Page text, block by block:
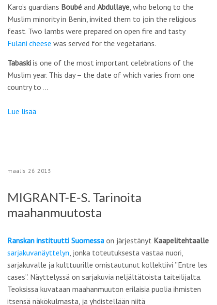
Karo’s guardians Boubé and Abdullaye, who belong to the
Muslim minority in Benin, invited them to join the religious
feast. Two lambs were prepared on open fire and tasty
Fulani cheese was served for the vegetarians.
Tabaski is one of the most important celebrations of the
Muslim year. This day – the date of which varies from one
country to …
Lue lisää
maalis 26 2013
MIGRANT-E-S. Tarinoita
maahanmuutosta
Ranskan instituutti Suomessa on järjestänyt Kaapelitehtaalle
sarjakuvanäyttelyn, jonka toteutuksesta vastaa nuori,
sarjakuvalle ja kulttuurille omistautunut kollektiivi ”Entre les
cases”. Näyttelyssä on sarjakuvia neljältätoista taiteilijalta.
Teoksissa kuvataan maahanmuuton erilaisia puolia ihmisten
itsensä näkökulmasta, ja yhdistellään niitä